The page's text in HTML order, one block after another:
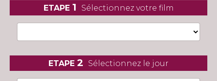
ETAPE 1 Sélectionnez votre film
ETAPE 2 Sélectionnez le jour